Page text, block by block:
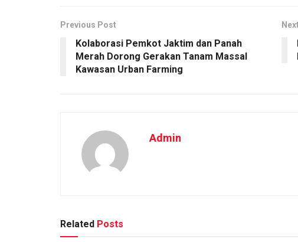
Previous Post
Kolaborasi Pemkot Jaktim dan Panah
Merah Dorong Gerakan Tanam Massal
Kawasan Urban Farming
Admin
Related Posts